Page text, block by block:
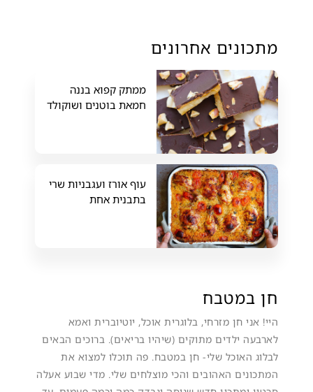
חן במטבח
היי! אני חן מזרחי, בלוגרית אוכל, יוטיוברית ואמא
לארבעה ילדים מתוקים (שיהיו בריאים). ברוכים הבאים
לבלוג האוכל שלי- חן במטבח. פה תוכלו למצוא את
המתכונים האהובים והכי מוצלחים שלי. מדי שבוע אעלה
מתכונים אחרונים
ממתק קפוא בננה
חמאת בוטנים ושוקולד
עוף אורז ועגבניות שרי
בתבנית אחת